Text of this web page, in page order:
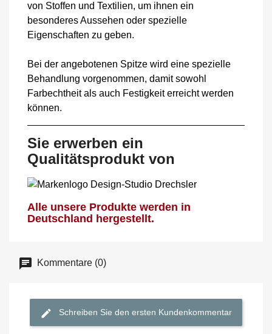
von Stoffen und Textilien, um ihnen ein
besonderes Aussehen oder spezielle
Eigenschaften zu geben.
Bei der angebotenen Spitze wird eine spezielle
Behandlung vorgenommen, damit sowohl
Farbechtheit als auch Festigkeit erreicht werden
können.
Sie erwerben ein
Qualitätsprodukt von
Alle unsere Produkte werden in
Deutschland hergestellt.
Kommentare (0)
Schreiben Sie den ersten Kundenkommentar